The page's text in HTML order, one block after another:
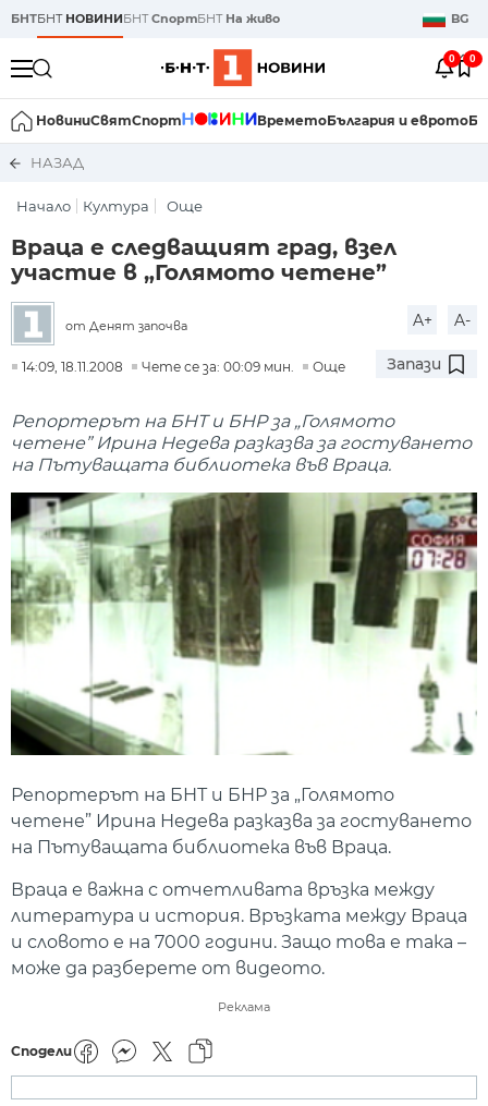
БНТБНТ НОВИНИБНТСпортБНТ На живо BG
0 0
НовиниСвятСпорт ВреметоБългария и еврото
НАЗАД
Начало Култура Още
Враца е следващият град, взел
участие в „Голямото четене”
от Денят започва A+ A-
14:09, 18.11.2008 Чете се за: 00:09 мин. Още Запази
Репортерът на БНТ и БНР за „Голямото
четене” Ирина Недева разказва за гостуването
на Пътуващата библиотека във Враца.
Репортерът на БНТ и БНР за „Голямото
четене” Ирина Недева разказва за гостуването
на Пътуващата библиотека във Враца.
Враца е важна с отчетливата връзка между
литература и история. Връзката между Враца
и словото е на 7000 години. Защо това е така –
може да разберете от видеото.
Реклама
Сподели